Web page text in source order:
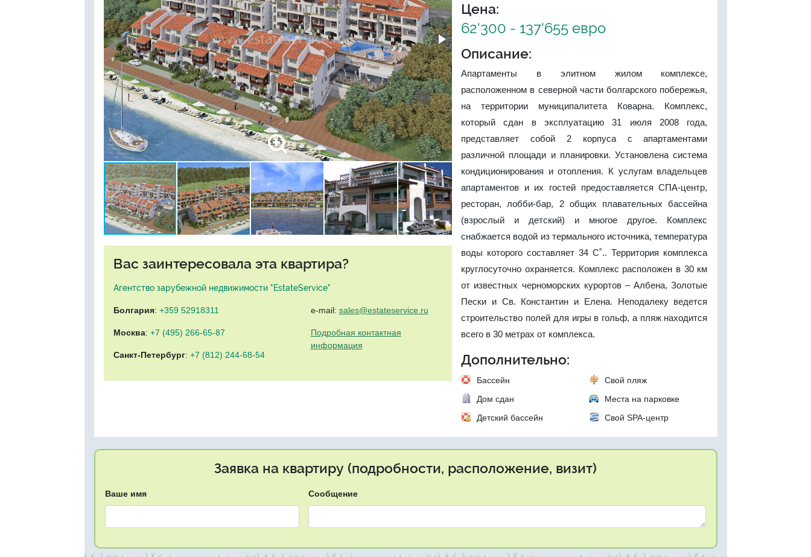
Вас заинтересовала эта квартира?
Агентство зарубежной недвижимости "EstateService"
Болгария: +359 52918311
Москва: +7 (495) 266-65-87
Санкт-Петербург: +7 (812) 244-68-54
e-mail: sales@estateservice.ru
Подробная контактная
информация
Цена:
62'300 - 137'655 евро
Описание:
Апартаменты в элитном жилом комплексе,
расположенном в северной части болгарского побережья,
на территории муниципалитета Коварна. Комплекс,
который сдан в эксплуатацию 31 июля 2008 года,
представляет собой 2 корпуса с апартаментами
различной площади и планировки. Установлена система
кондиционирования и отопления. К услугам владельцев
апартаментов и их гостей предоставляется СПА-центр,
ресторан, лобби-бар, 2 общих плавательных бассейна
(взрослый и детский) и многое другое. Комплекс
снабжается водой из термального источника, температура
воды которого составляет 34 С˚.. Территория комплекса
круглосуточно охраняется. Комплекс расположен в 30 км
от известных черноморских курортов – Албена, Золотые
Пески и Св. Константин и Елена. Неподалеку ведется
строительство полей для игры в гольф, а пляж находится
всего в 30 метрах от комплекса.
Дополнительно:
Бассейн
Свой пляж
Дом сдан
Места на парковке
Детский бассейн
Свой SPA-центр
Заявка на квартиру (подробности, расположение, визит)
Ваше имя Сообщение